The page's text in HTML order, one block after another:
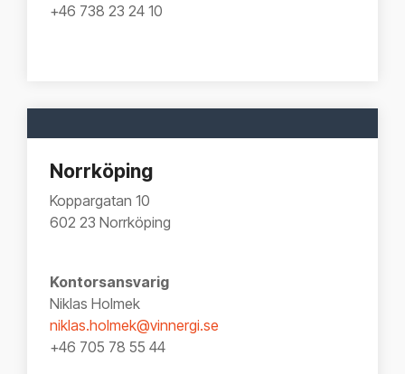
+46 738 23 24 10
Norrköping
Koppargatan 10
602 23 Norrköping
Kontorsansvarig
Niklas Holmek
niklas.holmek@vinnergi.se
+46 705 78 55 44